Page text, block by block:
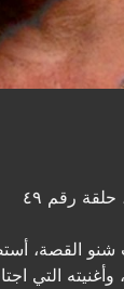
حلقة رقم ٤٩
القصة،